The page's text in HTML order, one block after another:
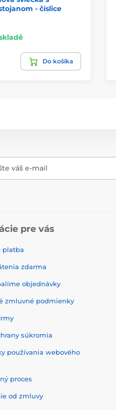
- číslice
Do košíka
váš e-mail
pre vás
platba
zdarma
objednávky
zmluvné podmienky
súkromia
používania webového
proces
od zmluvy